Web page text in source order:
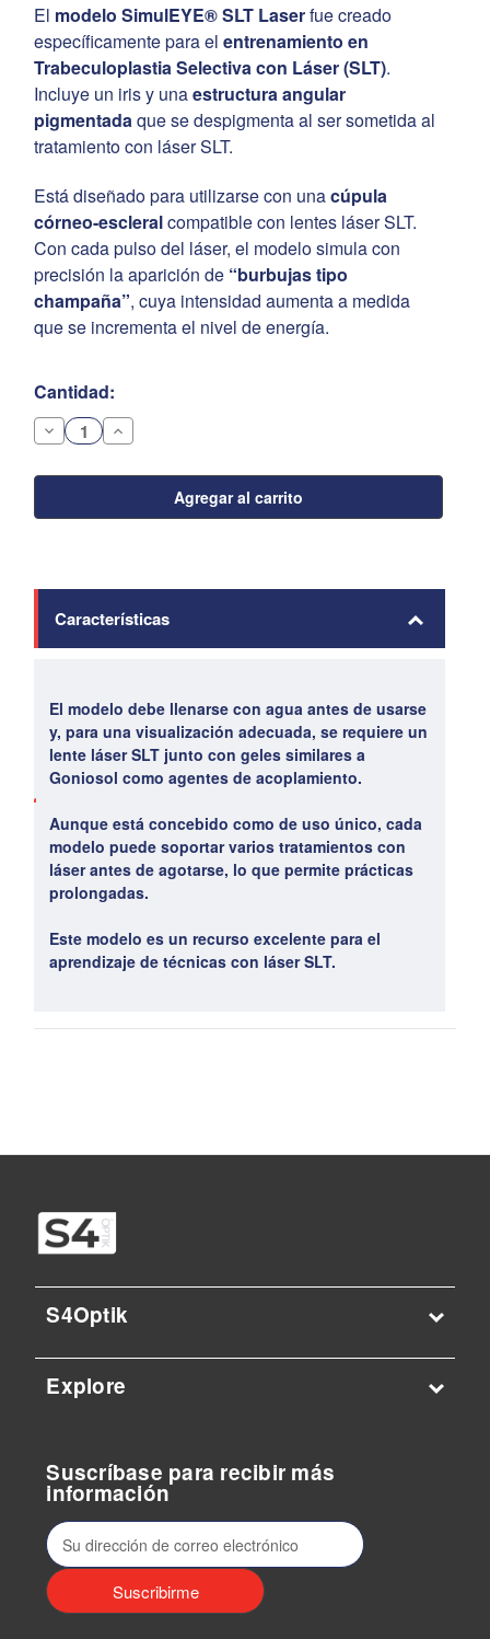
El modelo SimulEYE® SLT Laserfue creado
específicamente para elentrenamiento en
Trabeculoplastia Selectiva con Láser (SLT).
Incluye un iris y unaestructura angular
pigmentadaque se despigmenta al ser sometida al
tratamiento con láser SLT.
Está diseñado para utilizarse con unacúpula
córneo-escleralcompatible con lentes láser SLT.
Con cada pulso del láser, el modelo simula con
precisión la aparición de “burbujas tipo
champaña”, cuya intensidad aumenta a medida
que se incrementa el nivel de energía.
Existencias
actuales:
Cantidad:
Disminuir
la
de
para
Aumentar
la
de
quirúrgico
para
Características
El modelo debe llenarse con agua antes de usarse
y, para una visualización adecuada, se requiere un
lente láser SLT junto con geles similares a
Goniosol como agentes de acoplamiento.
Aunque está concebido como deuso único, cada
modelo puede soportarvarios tratamientos con
láserantes de agotarse, lo que permite prácticas
prolongadas.
Este modelo es unrecurso excelente para el
aprendizaje de técnicas con láser SLT.
S4Optik
Explore
Suscríbase para recibir más
información
D
i
r
e